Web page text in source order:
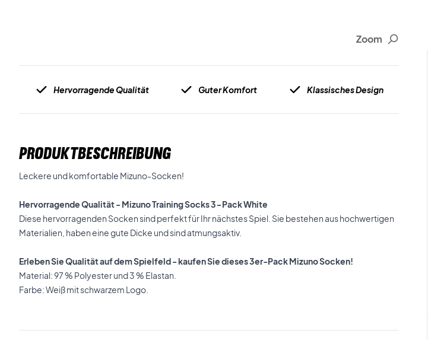
Zoom
Hervorragende Qualität Guter Komfort Klassisches Design
PRODUKTBESCHREIBUNG
Leckere und komfortable Mizuno-Socken!
Hervorragende Qualität -Mizuno Training Socks 3-Pack White
Diese hervorragenden Socken sind perfekt für Ihr nächstes Spiel. Sie bestehen aus hochwertigen
Materialien, haben eine gute Dicke und sind atmungsaktiv.
Erleben Sie Qualität auf dem Spielfeld - kaufen Sie dieses 3er-Pack Mizuno Socken!
Material: 97 % Polyester und 3 % Elastan.
Farbe: Weiß mit schwarzem Logo.